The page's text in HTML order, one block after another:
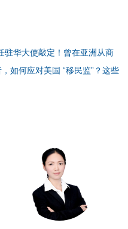
驻华大使敲定！曾在亚洲从商
如何应对美国 “移民监”？这些